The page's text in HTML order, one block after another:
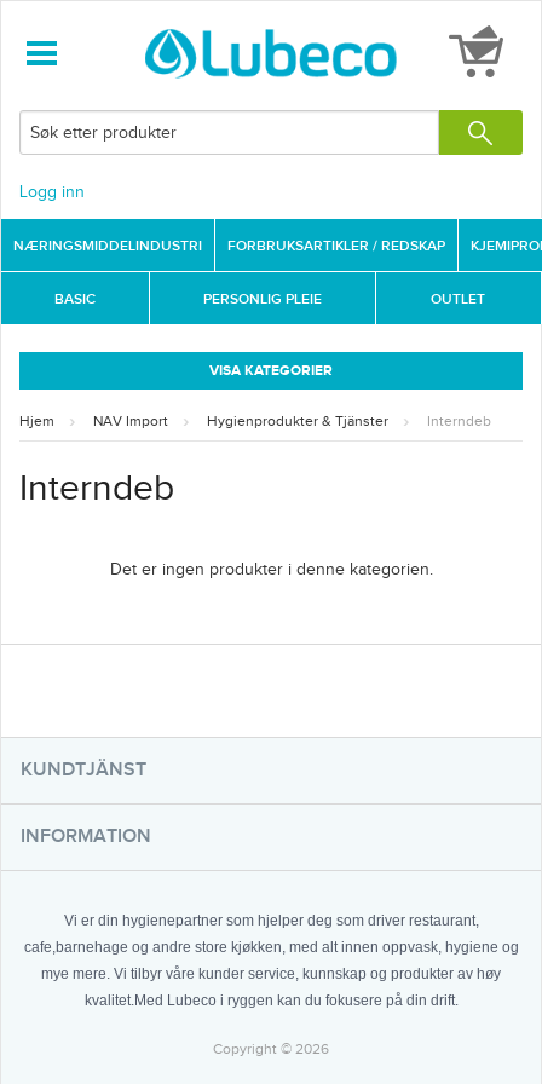
Logg inn
NÆRINGSMIDDELINDUSTRI FORBRUKSARTIKLER / REDSKAP
BASIC PERSONLIG PLEIE OUTLET
VISA KATEGORIER
Hjem NAV Import Hygienprodukter & Tjänster Interndeb
Interndeb
Det er ingen produkter i denne kategorien.
KUNDTJÄNST
INFORMATION
Vi er din hygienepartner som hjelper deg som driver restaurant,
cafe,barnehage og andre store kjøkken, med alt innen oppvask, hygiene og
mye mere. Vi tilbyr våre kunder service, kunnskap og produkter av høy
kvalitet.Med Lubeco i ryggen kan du fokusere på din drift.
Copyright © 2026